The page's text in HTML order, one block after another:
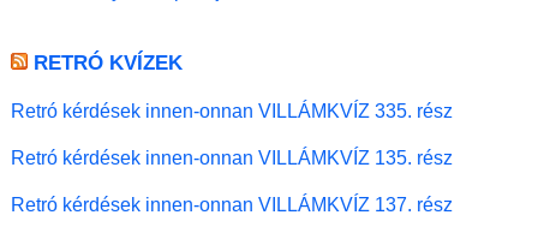
RETRÓ KVÍZEK
Retró kérdések innen-onnan VILLÁMKVÍZ 335. rész
Retró kérdések innen-onnan VILLÁMKVÍZ 135. rész
Retró kérdések innen-onnan VILLÁMKVÍZ 137. rész